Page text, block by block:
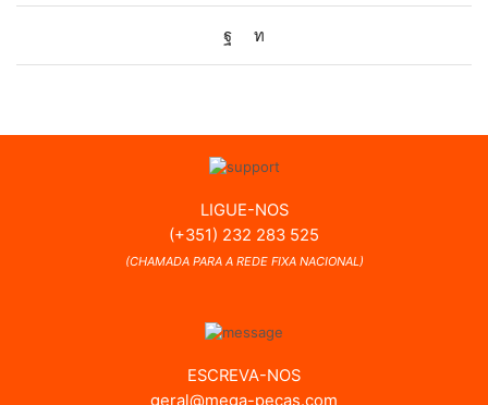
LIGUE-NOS
(+351) 232 283 525
(CHAMADA PARA A REDE FIXA NACIONAL)
ESCREVA-NOS
geral@mega-pecas.com